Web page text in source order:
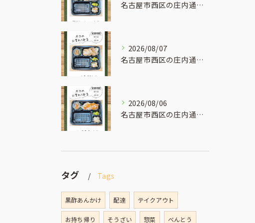
名古屋市西区の庄内通でオレンジ色の看板が目印のおべんとうオリ...
2026/08/07
名古屋市西区の庄内通でオレンジ色の看板が目印のおべんとうオリ...
2026/08/06
名古屋市西区の庄内通でオレンジ色の看板が目印のおべんとうオリ...
タグ Tags
黒酢あんかけ 配達 テイクアウト
お持ち帰り そうざい 惣菜 べんとう